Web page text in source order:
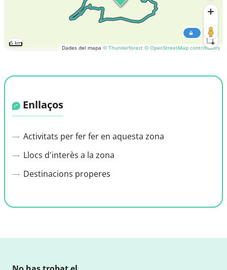
Dades del mapa © Thunderforest © OpenStreetMap contributors
5 km
Enllaços
Activitats per fer fer en aquesta zona
Llocs d'interès a la zona
Destinacions properes